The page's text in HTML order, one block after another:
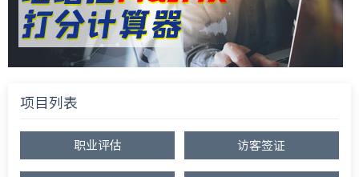
项目列表
职业评估 访客签证